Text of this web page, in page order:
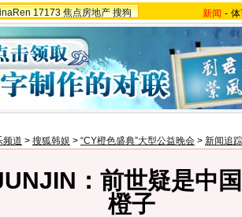
17173 焦点房地产 搜狗 新闻 -
频道 > 搜狐韩娱 > “CY橙色盛典”大型公益晚会 > 新闻追踪
：前世疑是中
橙子